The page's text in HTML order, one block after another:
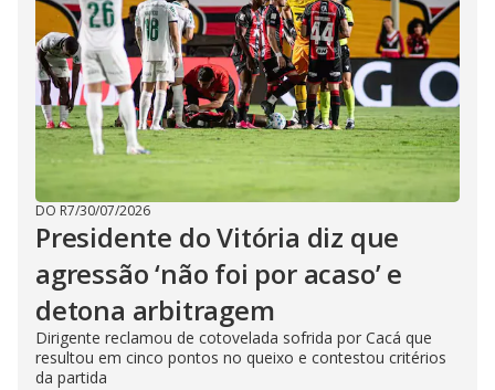
DO R7/30/07/2026
Presidente do Vitória diz que
agressão ‘não foi por acaso’ e
detona arbitragem
Dirigente reclamou de cotovelada sofrida por Cacá que
resultou em cinco pontos no queixo e contestou critérios
da partida